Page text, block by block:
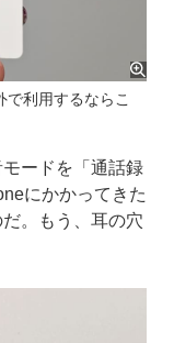
利用するならこ
ードを「通話録
にかかってきた
。もう、耳の穴